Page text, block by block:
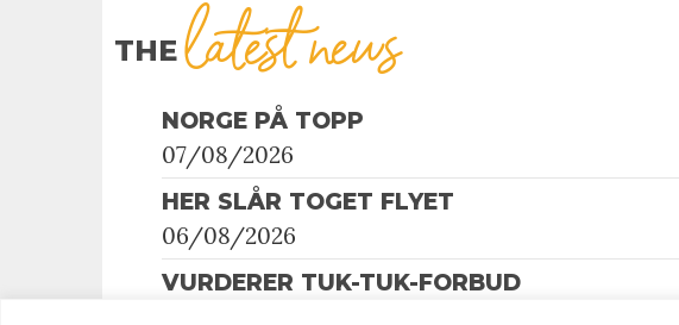
THElatest news
NORGE PÅ TOPP
07/08/2026
HER SLÅR TOGET FLYET
06/08/2026
VURDERER TUK-TUK-FORBUD